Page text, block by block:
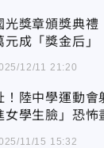
光獎章頒獎典
元成「獎金后」
12/11 21:20
！陸中學運動
女學生臉」恐怖
11/15 15:32